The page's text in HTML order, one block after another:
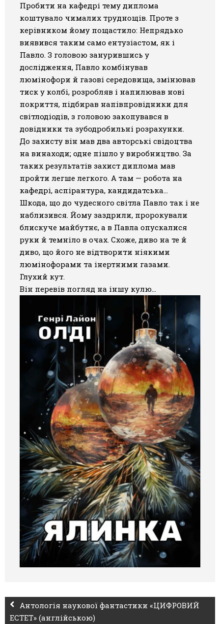
Пробити на кафедрі тему диплома
коштувало чималих труднощів. Проте з
керівником йому пощастило: Непрядько
виявився таким само ентузіастом, як і
Павло. З головою занурившись у
дослідження, Павло комбінував
люмінофори й газові середовища, змінював
тиск у колбі, розробляв і напилював нові
покриття, підбирав напівпровідники для
світлодіодів, з головою закопувався в
довідники та зубодробильні розрахунки.
До захисту він мав два авторські свідоцтва
на винаходи; одне пішло у виробництво. За
таких результатів захист диплома мав
пройти легше легкого. А там — робота на
кафедрі, аспірантура, кандидатська…
Шкода, що до чудесного світла Павло так і не
наблизився. Йому заздрили, пророкували
блискуче майбутнє, а в Павла опускалися
руки й темніло в очах. Схоже, диво на те й
диво, що його не відтворити ніякими
люмінофорами та інертними газами.
Глухий кут.
Він перевів погляд на іншу кулю…
Антологія наукової фантастики «ЦИФРОВИЙ
ЕСТЕТ» (англійською)